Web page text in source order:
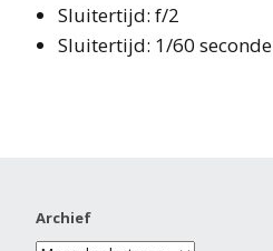
Sluitertijd: f/2
Sluitertijd: 1/60 seconde
Archief